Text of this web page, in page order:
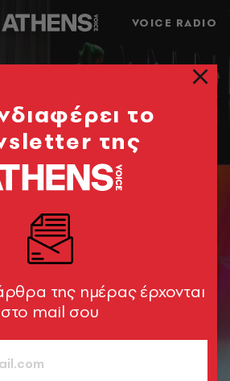
VOICE RADIO
το
της
της ημέρας έρχονται
στο mail σου